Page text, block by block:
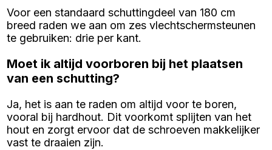
Voor een standaard schuttingdeel van 180 cm
breed raden we aan om zes vlechtschermsteunen
te gebruiken: drie per kant.
Moet ik altijd voorboren bij het plaatsen
van een schutting?
Ja, het is aan te raden om altijd voor te boren,
vooral bij hardhout. Dit voorkomt splijten van het
hout en zorgt ervoor dat de schroeven makkelijker
vast te draaien zijn.